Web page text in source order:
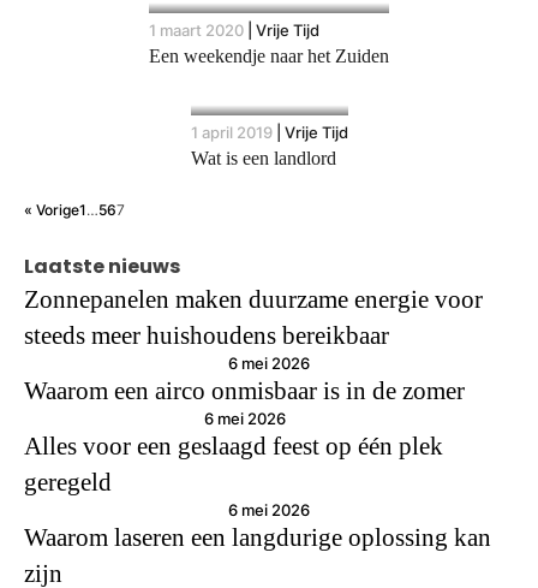
1 maart 2020 Vrije Tijd
Een weekendje naar het Zuiden
1 april 2019| Vrije Tijd
Wat is een landlord
« Vorige1…567
Laatste nieuws
Zonnepanelen maken duurzame energie voor
steeds meer huishoudens bereikbaar
6 mei 2026
Waarom een airco onmisbaar is in de zomer
6 mei 2026
Alles voor een geslaagd feest op één plek
geregeld
6 mei 2026
Waarom laseren een langdurige oplossing kan
zijn